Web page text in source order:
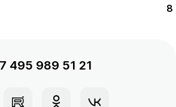
8
495 989 51 21